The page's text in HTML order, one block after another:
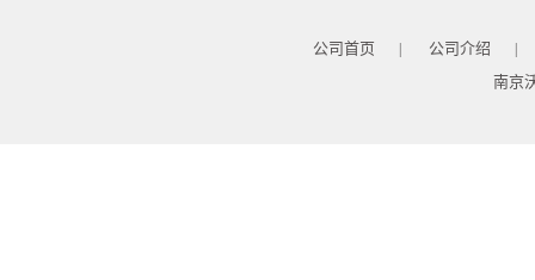
公司首页 | 公司介绍 |
南京